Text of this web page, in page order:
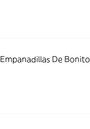
Empanadillas De Bonito